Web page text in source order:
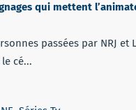
qui mettent
passées par NRJ et
cé...